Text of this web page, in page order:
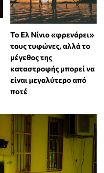
Το Ελ Νίνιο «φρενάρει»
τους τυφώνες, αλλά το
μέγεθος της
καταστροφής μπορεί να
είναι μεγαλύτερο από
ποτέ